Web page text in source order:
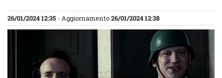
26/01/2024 12:35 - Aggiornamento26/01/2024 12:38